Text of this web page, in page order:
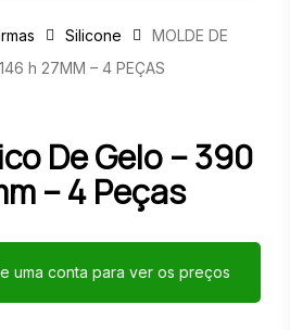
Silicone
MOLDE DE
h 27MM – 4 PEÇAS
De Gelo – 390
– 4 Peças
uma conta para ver os preços